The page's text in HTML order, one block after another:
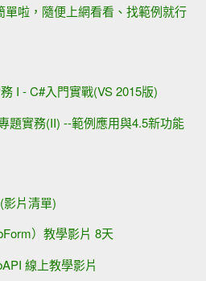
啦，隨便上網看看、找範例就行
I - C#入門實戰(VS 2015版)
題實務(II) --範例應用與4.5新功能
影片清單)
）教學影片 8天
線上教學影片